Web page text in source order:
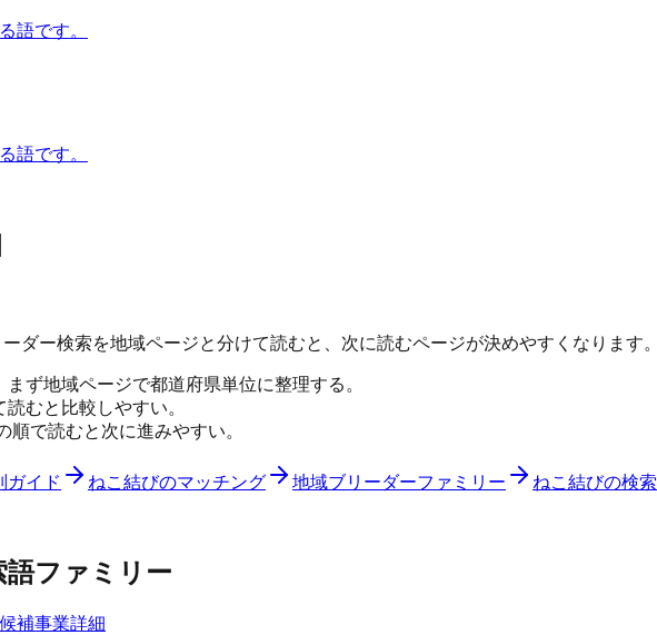
語です。
語です。
ダー検索を地域ページと分けて読むと、次に読むページが決めやすくなります。
ず地域ページで都道府県単位に整理する。
むと比較しやすい。
で読むと次に進みやすい。
ガイド ねこ結びのマッチング 地域ブリーダーファミリー ねこ結びの検
ファミリー
補事業詳細